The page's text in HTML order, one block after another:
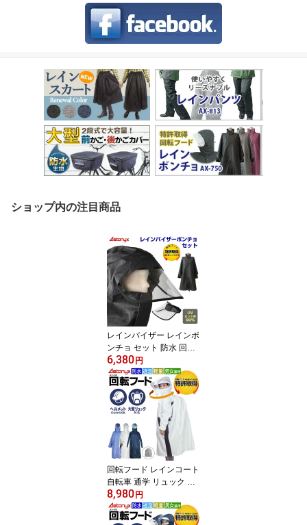
ショップ内の注目商品
レインバイザー レインポ
ンチョ セット 防水 回転
フード レインコート 自
転車 顔 濡れ ない レイン
ウェア SET-002_750 自
転車 バイザー 透明 UVカ
ット90% 通勤 通学 雨具
バイク 雨よけ カッパ か
っぱ 梅雨 雨の日 曇り止
め ax AETONYX 公式 ア
エトニクス
6,380円
回転フード レインコート
自転車 通学 リュック ヘ
ルメット対応 レディース
メンズ 大きいサイズ AX-
90 透湿 防水 軽量 メッシ
8,980円